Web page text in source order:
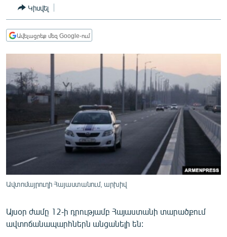
ԻՐԱՎՈՒՆՔ
ՀԱՍԱՐԱԿՈՒԹՅՈՒՆ
ՂԱՐԱԲԱՂ
ՊԱՏԵՐԱԶՄԻ 6 ՇԱԲԱԹՆԵՐԸ
ՏԱՐԱԾԱՇՐՋԱՆ
ՄԻՋԱԶԳԱՅԻՆ
ՄՇԱԿՈՒՅԹ
ՍՊՈՐՏ
ՄԵԿՆԱԲԱՆՈՒԹՅՈՒՆ
ԿՈՐՈՆԱՎԻՐՈՒՍ
ԱՐԽԻՎ
Կիսվել
Ավելացրեք մեզ Google-ում
Ավտոմայրուղի Հայաստանում, արխիվ
Այսօր ժամը 12-ի դրությամբ Հայաստանի տարածքում
ավտոճանապարհներն անցանելի են: